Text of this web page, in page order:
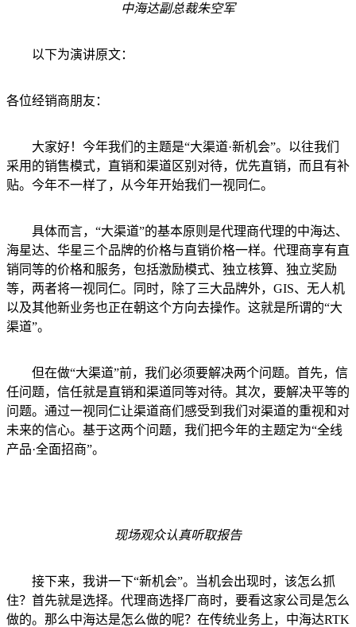
中海达副总裁朱空军
以下为演讲原文：
各位经销商朋友：
大家好！今年我们的主题是“大渠道·新机会”。以往我们
采用的销售模式，直销和渠道区别对待，优先直销，而且有补
贴。今年不一样了，从今年开始我们一视同仁。
具体而言，“大渠道”的基本原则是代理商代理的中海达、
海星达、华星三个品牌的价格与直销价格一样。代理商享有直
销同等的价格和服务，包括激励模式、独立核算、独立奖励
等，两者将一视同仁。同时，除了三大品牌外，GIS、无人机
以及其他新业务也正在朝这个方向去操作。这就是所谓的“大
渠道”。
但在做“大渠道”前，我们必须要解决两个问题。首先，信
任问题，信任就是直销和渠道同等对待。其次，要解决平等的
问题。通过一视同仁让渠道商们感受到我们对渠道的重视和对
未来的信心。基于这两个问题，我们把今年的主题定为“全线
产品·全面招商”。
现场观众认真听取报告
接下来，我讲一下“新机会”。当机会出现时，该怎么抓
住？首先就是选择。代理商选择厂商时，要看这家公司是怎么
做的。那么中海达是怎么做的呢？在传统业务上，中海达RTK